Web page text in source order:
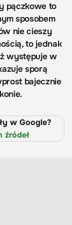
pączkowe to
sposobem
nie cieszy
to jednak
występuje w
sporą
bajecznie
w Google?
źródeł